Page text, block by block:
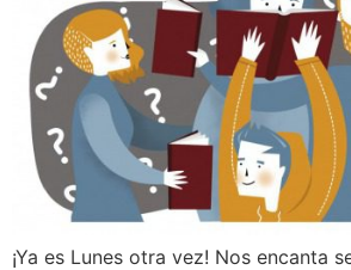
¡Ya es Lunes otra vez! Nos encanta